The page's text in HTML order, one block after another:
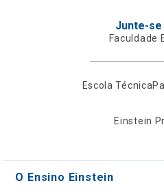
Junte-se
Faculdade
Escola Técnica
Einstein
O Ensino Einstein